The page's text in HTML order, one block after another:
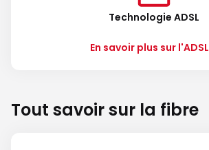
Technologie ADSL
En savoir plus sur l'ADSL
Tout savoir sur la fibre